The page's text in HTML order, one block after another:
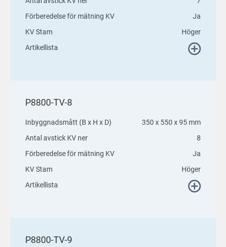
Förberedelse för mätning KV
Ja
KV Stam
Höger
Artikellista
P8800-TV-8
Inbyggnadsmått (B x H x D)
350 x 550 x 95 mm
Antal avstick KV ner
8
Förberedelse för mätning KV
Ja
KV Stam
Höger
Artikellista
P8800-TV-9